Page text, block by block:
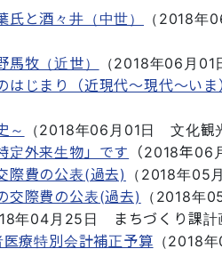
と酒々井（中世）
（ 2018年
牧（近世）
（2018年06月01
はじまり（近現代～現代～いま
～
（2018年06月01日
文化観
定外来生物」です
（2018年06
際費の公表(過去)
（ 2018年05
交際費の公表(過去)
（ 2018年
年04月25日
まちづくり課
療特別会計補正予算 （2018